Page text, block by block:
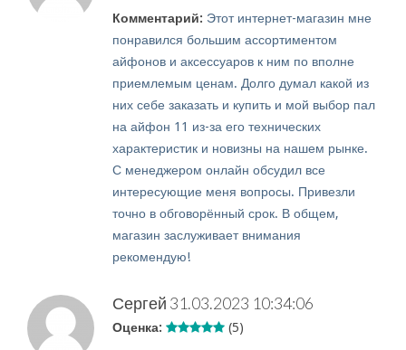
Комментарий: Этот интернет-магазин мне
понравился большим ассортиментом
айфонов и аксессуаров к ним по вполне
приемлемым ценам. Долго думал какой из
них себе заказать и купить и мой выбор пал
на айфон 11 из-за его технических
характеристик и новизны на нашем рынке.
С менеджером онлайн обсудил все
интересующие меня вопросы. Привезли
точно в обговорённый срок. В общем,
магазин заслуживает внимания
рекомендую!
Сергей 31.03.2023 10:34:06
Оценка: (5)